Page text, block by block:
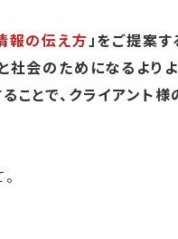
報の伝え方」をご提案す
と社会のためになるより
ことで、クライアント